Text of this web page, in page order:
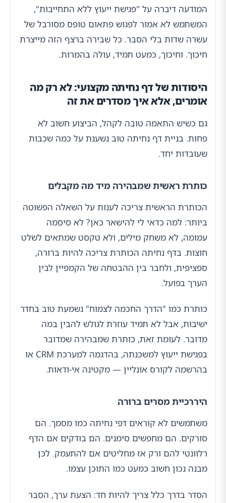
המודעה דיברה על "פגישת ייעוץ ללא התחייבות",
המשתמש לא אמור לפגוש פתאום טופס מסורבל של
עשרה שדות בלי הסבר. כל שבירה ברצף הזה מייצרת
חיכוך. וחיכוך, כמעט תמיד, עולה בהמרות.
היסודות של דף נחיתה מקצועי: לא רק מה
אומרים, אלא איך מסדרים את זה
גם כשיש התאמה טובה לקהל, הביצוע חשוב לא
פחות. בניית דף נחיתה טוב נשענת על כמה שכבות
שעובדות יחד.
כותרת ראשית שמבהירה מיד מה מקבלים
הכותרת הראשית צריכה לענות על השאלה הפשוטה
ביותר: למה כדאי לי להישאר כאן? לא סיסמה
עמומה, לא משחק מילים, ולא טקסט שמתאים לשלט
חוצות. בדף נחיתה הכותרת צריכה להיות ברורה,
ספציפית, ולחבר בין ההבטחה של הקמפיין לבין
הערך בפועל.
כותרת כמו "הדרך החכמה לצמוח" נשמעת טוב בחדר
ישיבות, אבל לא תמיד עוזרת לגולש להבין במה
מדובר. לעומת זאת, כותרת שמבהירה שמדובר
בפגישת ייעוץ למשכנתה, בהדגמה למערכת CRM או
בהרשמה לקורס אונליין — מקטינה אי-ודאות.
היררכיית מסרים ברורה
משתמשים לא קוראים דפי נחיתה כמו מסמך. הם
סורקים. הם מחפשים סימנים. הם בודקים אם הדף
רלוונטי להם ורק אז מחליטים אם להתעמק. לכן
מבנה נכון חשוב כמעט כמו התוכן עצמו.
הסדר בדרך כלל צריך להיות חד: הצעת ערך, הסבר